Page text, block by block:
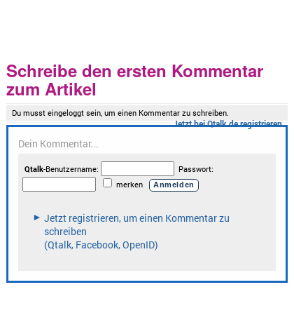
Schreibe den ersten Kommentar
zum Artikel